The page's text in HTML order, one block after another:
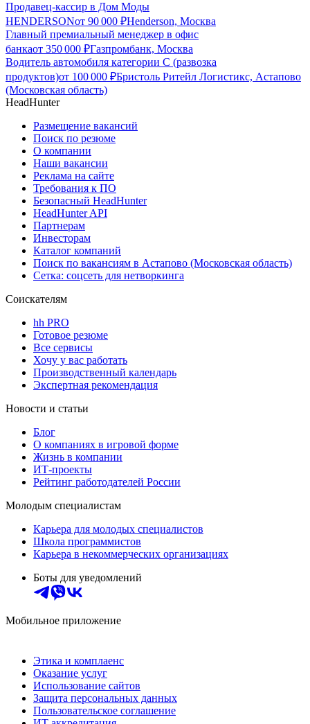
Продавец-кассир в Дом Моды
HENDERSONот 90 000 ₽Henderson, Москва
Главный премиальный менеджер в офис
банкаот 350 000 ₽Газпромбанк, Москва
Водитель автомобиля категории C (развозка
продуктов)от 100 000 ₽Бристоль Ритейл Логистикс, Астапово
(Московская область)
HeadHunter
Размещение вакансий
Поиск по резюме
О компании
Наши вакансии
Реклама на сайте
Требования к ПО
Безопасный HeadHunter
HeadHunter API
Партнерам
Инвесторам
Каталог компаний
Поиск по вакансиям в Астапово (Московская область)
Сетка: соцсеть для нетворкинга
Соискателям
hh PRO
Готовое резюме
Все сервисы
Хочу у вас работать
Производственный календарь
Экспертная рекомендация
Новости и статьи
Блог
О компаниях в игровой форме
Жизнь в компании
ИТ-проекты
Рейтинг работодателей России
Молодым специалистам
Карьера для молодых специалистов
Школа программистов
Карьера в некоммерческих организациях
Боты для уведомлений
Мобильное приложение
Этика и комплаенс
Оказание услуг
Использование сайтов
Защита персональных данных
Пользовательское соглашение